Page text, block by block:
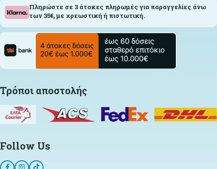
Πληρώστε σε 3 άτοκες πληρωμές για παραγγελίες άνω
των 35€, με χρεωστική ή πιστωτική.
Τρόποι αποστολής
Follow Us